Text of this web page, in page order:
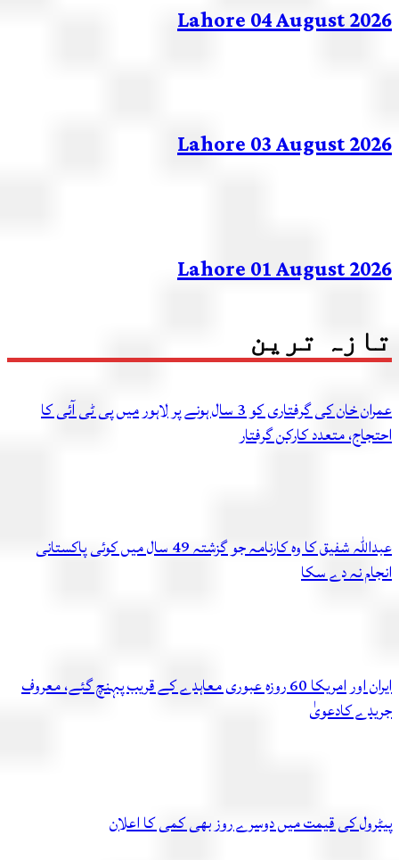
Lahore 04 August
Lahore 03 August
Lahore 01 August
ترین
عمران خان کی گرفتاری کو 3 سال ہونے پر لاہور میں پی ٹی آئی کا
متعدد کارکن گرفتار
عبداللہ شفیق کا وہ کارنامہ جو گزشتہ 49 سال میں کوئی پاکستانی
نہ دے سکا
ایران اور امریکا 60 روزہ عبوری معاہدے کے قریب پہنچ گئے، معروف
کادعویٰ
کی قیمت میں دوسرے روز بھی کمی کا اعلان